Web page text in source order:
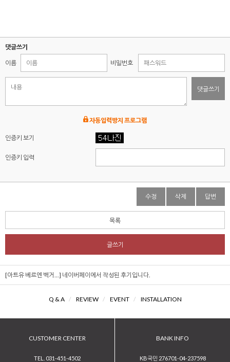
댓글쓰기
이름 비밀번호
댓글쓰기
자동입력방지 프로그램
인증키 보기
인증키 입력
수정 삭제 답변
목록
글쓰기
[아트유 베르엔 벽거...] 네이버페이에서 작성된 후기입니다.
Q & A / REVIEW / EVENT / INSTALLATION
CUSTOMER CENTER
TEL. 031-451-4502
BANK INFO
KB국민 276701-04-237598